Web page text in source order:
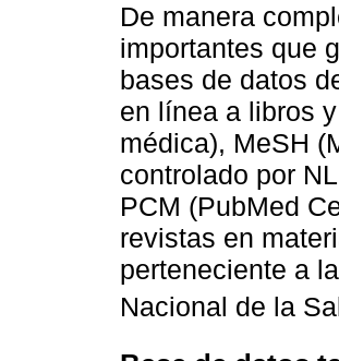
De manera
importantes que
bases de datos
en línea a libros
médica), MeSH
controlado por
PCM (PubMed
revistas en
perteneciente a
Nacional de la